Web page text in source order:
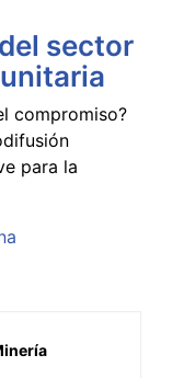
sector
compromiso?
para la